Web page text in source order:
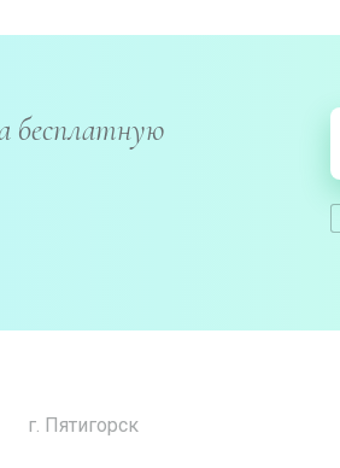
бесплатную
г. Пятигорск